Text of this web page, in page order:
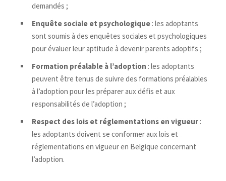
demandés ;
Enquête sociale et psychologique : les adoptants
sont soumis à des enquêtes sociales et psychologiques
pour évaluer leur aptitude à devenir parents adoptifs ;
Formation préalable à l’adoption : les adoptants
peuvent être tenus de suivre des formations préalables
à l’adoption pour les préparer aux défis et aux
responsabilités de l’adoption ;
Respect des lois et réglementations en vigueur :
les adoptants doivent se conformer aux lois et
réglementations en vigueur en Belgique concernant
l’adoption.